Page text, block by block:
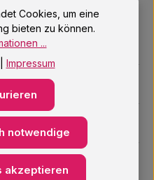
.
Cookies, um eine
bieten zu können.
...
Impressum
notwendige
akzeptieren